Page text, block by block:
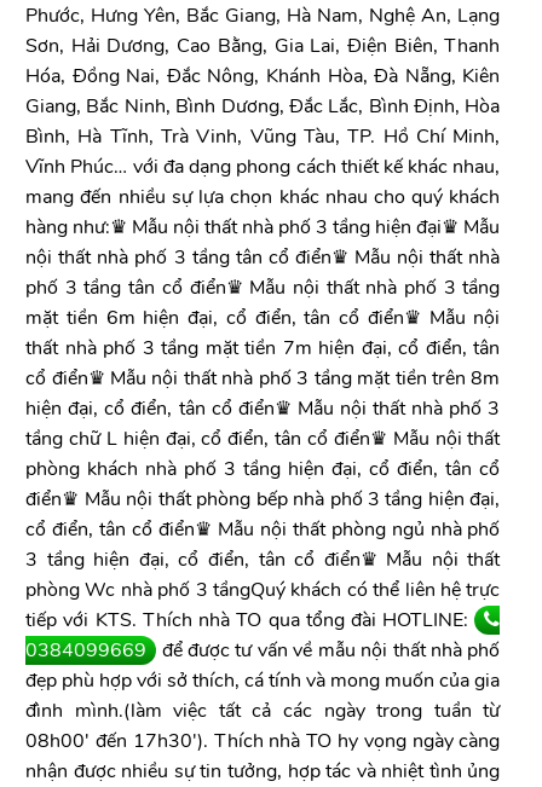
Phước, Hưng Yên, Bắc Giang, Hà Nam, Nghệ An, Lạng
Sơn, Hải Dương, Cao Bằng, Gia Lai, Điện Biên, Thanh
Hóa, Đồng Nai, Đắc Nông, Khánh Hòa, Đà Nẵng, Kiên
Giang, Bắc Ninh, Bình Dương, Đắc Lắc, Bình Định, Hòa
Bình, Hà Tĩnh, Trà Vinh, Vũng Tàu, TP. Hồ Chí Minh,
Vĩnh Phúc… với đa dạng phong cách thiết kế khác nhau,
mang đến nhiều sự lựa chọn khác nhau cho quý khách
hàng như:♛ Mẫu nội thất nhà phố 3 tầng hiện đại♛ Mẫu
nội thất nhà phố 3 tầng tân cổ điển♛ Mẫu nội thất nhà
phố 3 tầng tân cổ điển♛ Mẫu nội thất nhà phố 3 tầng
mặt tiền 6m hiện đại, cổ điển, tân cổ điển♛ Mẫu nội
thất nhà phố 3 tầng mặt tiền 7m hiện đại, cổ điển, tân
cổ điển♛ Mẫu nội thất nhà phố 3 tầng mặt tiền trên 8m
hiện đại, cổ điển, tân cổ điển♛ Mẫu nội thất nhà phố 3
tầng chữ L hiện đại, cổ điển, tân cổ điển♛ Mẫu nội thất
phòng khách nhà phố 3 tầng hiện đại, cổ điển, tân cổ
điển♛ Mẫu nội thất phòng bếp nhà phố 3 tầng hiện đại,
cổ điển, tân cổ điển♛ Mẫu nội thất phòng ngủ nhà phố
3 tầng hiện đại, cổ điển, tân cổ điển♛ Mẫu nội thất
phòng Wc nhà phố 3 tầngQuý khách có thể liên hệ trực
tiếp với KTS. Thích nhà TO qua tổng đài HOTLINE:
0384099669 để được tư vấn về mẫu nội thất nhà phố
đẹp phù hợp với sở thích, cá tính và mong muốn của gia
đình mình.(làm việc tất cả các ngày trong tuần từ
08h00' đến 17h30'). Thích nhà TO hy vọng ngày càng
nhận được nhiều sự tin tưởng, hợp tác và nhiệt tình ủng